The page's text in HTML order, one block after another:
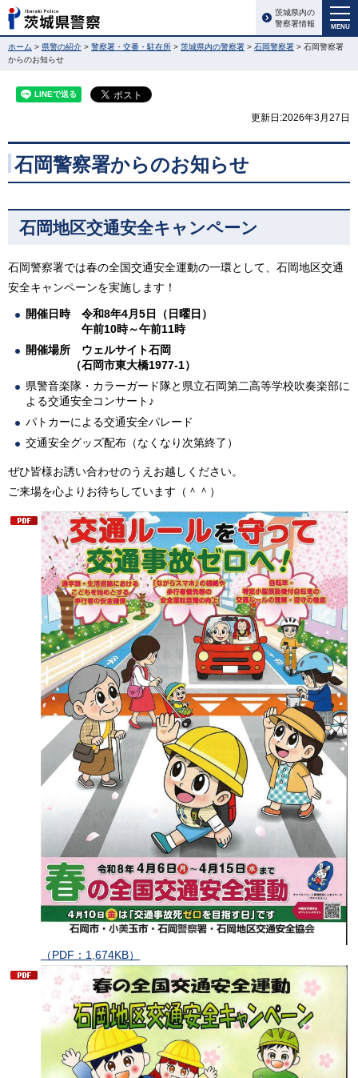
MENU
茨城県内の
警察署情報
ホーム > 県警の紹介 > 警察署・交番・駐在所 > 茨城県内の警察署 > 石岡警察署 > 石岡警察署
からのお知らせ
更新日:2026年3月27日
石岡警察署からのお知らせ
石岡地区交通安全キャンペーン
石岡警察署では春の全国交通安全運動の一環として、石岡地区交通
安全キャンペーンを実施します！
開催日時 令和8年4月5日（日曜日）
午前10時～午前11時
開催場所 ウェルサイト石岡
（石岡市東大橋1977-1）
県警音楽隊・カラーガード隊と県立石岡第二高等学校吹奏楽部に
よる交通安全コンサート♪
パトカーによる交通安全パレード
交通安全グッズ配布（なくなり次第終了）
ぜひ皆様お誘い合わせのうえお越しください。
ご来場を心よりお待ちしています（＾＾）
（PDF：1,674KB）